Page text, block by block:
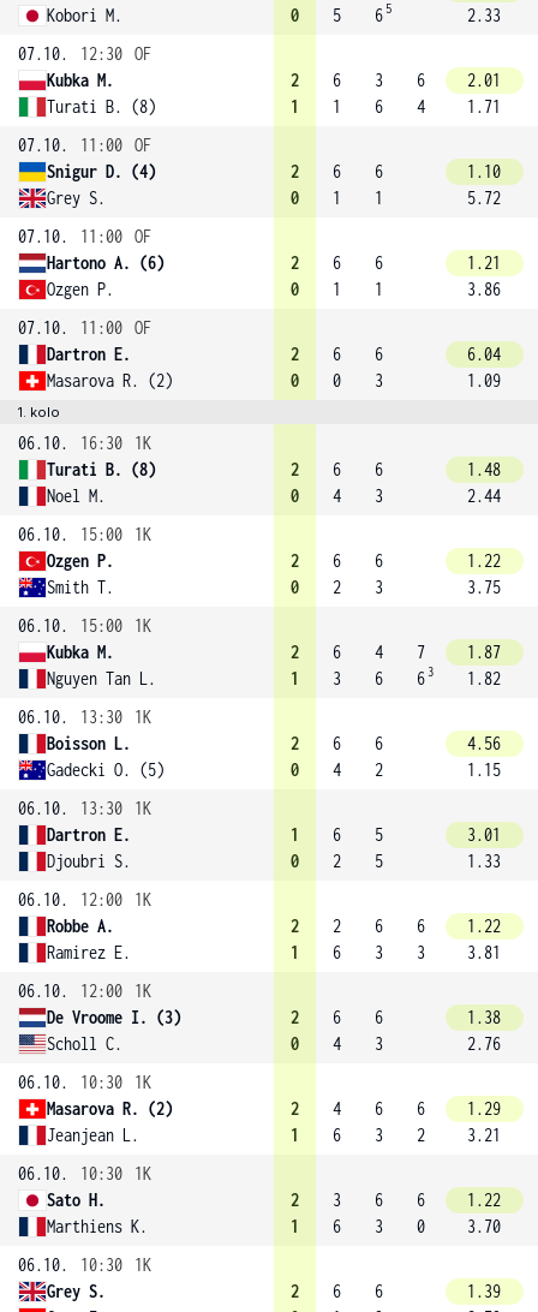
Kobori M.
0
5
6 5
2.33
07.10.
12:30 OF
Kubka M.
Turati B. (8)
2
1
6
1
3
6
6
4
2.01
1.71
07.10.
11:00 OF
Snigur D. (4)
Grey S.
2
0
6
1
6
1
1.10
5.72
07.10.
11:00 OF
Hartono A. (6)
Ozgen P.
2
0
6
1
6
1
1.21
3.86
07.10.
11:00 OF
Dartron E.
Masarova R. (2)
2
0
6
0
6
3
6.04
1.09
1. kolo
06.10. 16:30
1K
Turati B. (8)
Noel M.
2
0
6
4
6
3
1.48
2.44
06.10.
15:00
1K
Ozgen P.
Smith T.
2
0
6
2
6
3
1.22
3.75
06.10.
15:00
1K
Kubka M.
Nguyen Tan L.
2
1
6
3
4
6
7
6 3
1.87
1.82
06.10.
13:30
1K
Boisson L.
Gadecki O. (5)
2
0
6
4
6
2
4.56
1.15
06.10.
13:30
1K
Dartron E.
Djoubri S.
1
0
6
2
5
5
3.01
1.33
06.10.
12:00
1K
Robbe A.
Ramirez E.
2
1
2
6
6
3
6
3
1.22
3.81
06.10.
12:00
1K
De Vroome I. (3)
Scholl C.
2
0
6
4
6
3
1.38
2.76
06.10.
10:30
1K
Masarova R. (2)
Jeanjean L.
2
1
4
6
6
3
6
2
1.29
3.21
06.10.
10:30
1K
Sato H.
Marthiens K.
2
1
3
6
6
3
6
0
1.22
3.70
06.10.
10:30
1K
Grey S.
2
6
6
1.39